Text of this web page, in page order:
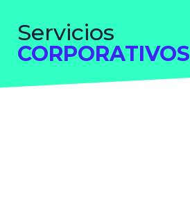
Servicios
CORPORATIVOS